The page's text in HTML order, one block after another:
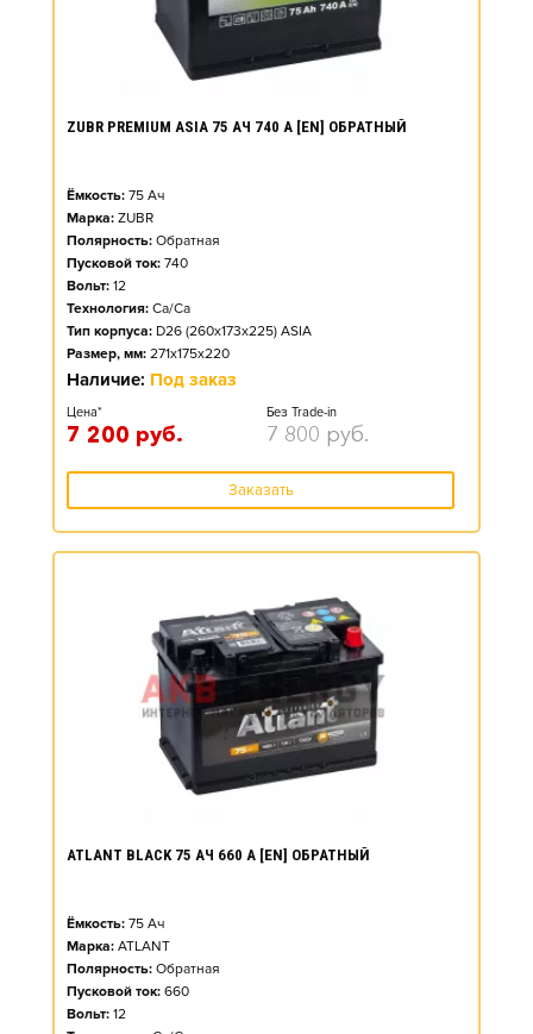
ZUBR PREMIUM ASIA 75 АЧ 740 А [EN] ОБРАТНЫЙ
Ёмкость: 75 Ач
Марка: ZUBR
Полярность: Обратная
Пусковой ток: 740
Вольт: 12
Технология: Ca/Ca
Тип корпуса: D26 (260x173x225) ASIA
Размер, мм: 271x175x220
Наличие: Под заказ
Цена*
7 200 руб.
Без Trade-in
7 800 руб.
Заказать
ATLANT BLACK 75 АЧ 660 А [EN] ОБРАТНЫЙ
Ёмкость: 75 Ач
Марка: ATLANT
Полярность: Обратная
Пусковой ток: 660
Вольт: 12